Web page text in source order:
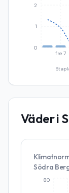
fre 7
0
1
2
Väder i
Södra
80